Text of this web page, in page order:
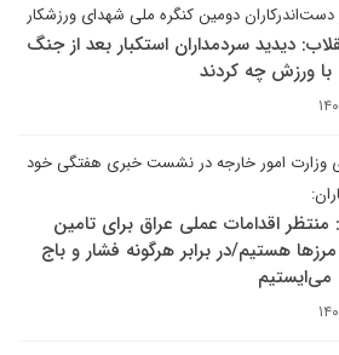
دست‌اندرکاران دومین کنگره ملی شهدای ورزشکار
دیدید سردمداران استکبار بعد از جنگ
با ورزش چه کردند
وزارت امور خارجه در نشست خبری هفتگی خود
منتظر اقدامات عملی عراق برای تامین
هستیم/در برابر هرگونه فشار و باج